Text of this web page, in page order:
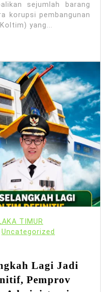
sejumlah barang
korupsi pembangunan
yang...
TIMUR
Uncategorized
Lagi Jadi
Pemprov